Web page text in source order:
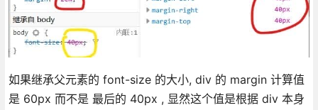
如果继承父元素的 font-size 的大小, div 的 margin 计算值
是 60px 而不是 最后的 40px , 显然这个值是根据 div 本身